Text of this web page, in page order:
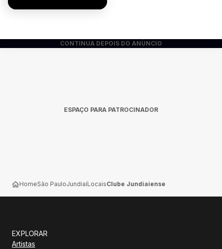
CONTINUA DEPOIS DO ANÚNCIO
ESPAÇO PARA PATROCINADOR
HomeSão PauloJundiaíLocaisClube Jundiaiense
EXPLORAR
Artistas